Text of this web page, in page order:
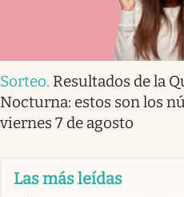
Sorteo. Resultados de la
Nocturna: estos son los
viernes 7 de agosto
Las más leídas